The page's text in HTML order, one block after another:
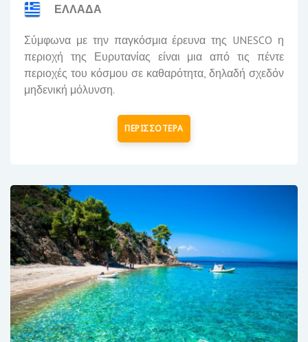
ΕΛΛΑΔΑ
Σύμφωνα με την παγκόσμια έρευνα της UNESCO η
περιοχή της Ευρυτανίας είναι μια από τις πέντε
περιοχές του κόσμου σε καθαρότητα, δηλαδή σχεδόν
μηδενική μόλυνση.
ΠΕΡΙΣΣΟΤΕΡΑ